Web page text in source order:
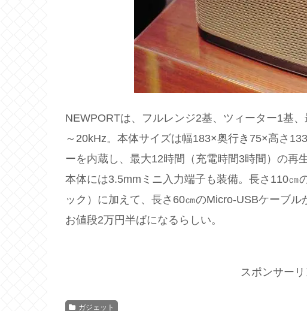
NEWPORTは、フルレンジ2基、ツィーター1基
～20kHz。本体サイズは幅183×奥行き75×高さ
ーを内蔵し、最大12時間（充電時間3時間）の再
本体には3.5mmミニ入力端子も装備。長さ110㎝
ック）に加えて、長さ60㎝のMicro-USBケーブル
お値段2万円半ばになるらしい。
スポンサーリ
ガジェット